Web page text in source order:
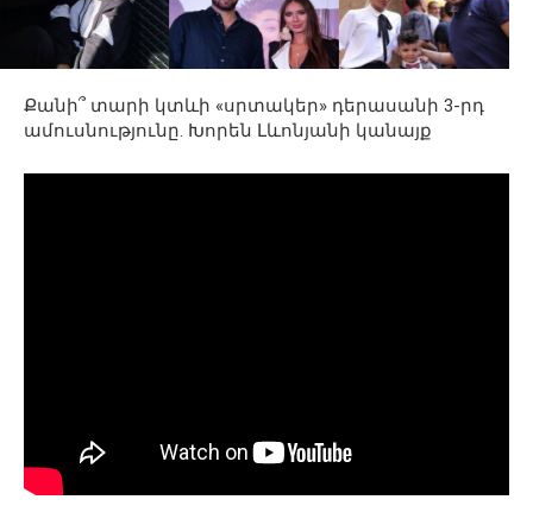
Քանի՞ տարի կտևի «սրտակեր» դերասանի 3-րդ
ամուսնությունը. Խորեն Լևոնյանի կանայք